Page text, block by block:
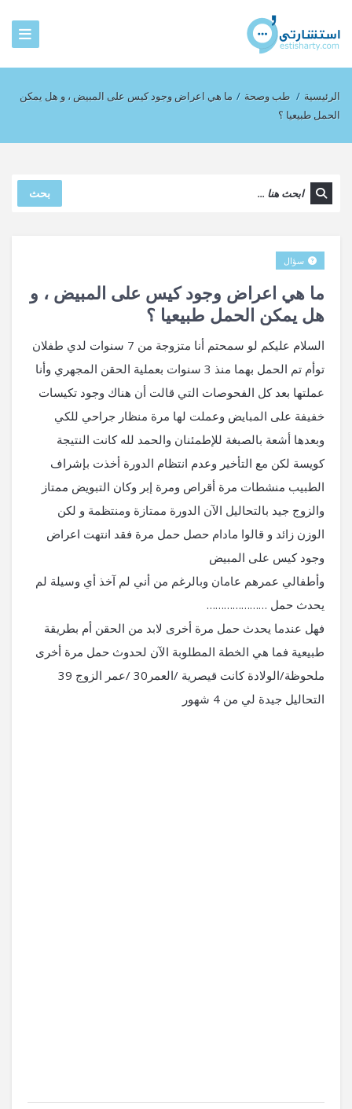
الرئيسية / طب وصحة / ما هي اعراض وجود كيس على المبيض ، و هل يمكن
الحمل طبيعيا ؟
بحث
ما هي اعراض وجود كيس على المبيض ، و
هل يمكن الحمل طبيعيا ؟
سؤال
السلام عليكم لو سمحتم أنا متزوجة من 7 سنوات لدي طفلان
توأم تم الحمل بهما منذ 3 سنوات بعملية الحقن المجهري وأنا
عملتها بعد كل الفحوصات التي قالت أن هناك وجود تكيسات
خفيفة على المبايض وعملت لها مرة منظار جراحي للكي
وبعدها أشعة بالصبغة للإطمئنان والحمد لله كانت النتيجة
كويسة لكن مع التأخير وعدم انتظام الدورة أخذت بإشراف
الطبيب منشطات مرة أقراص ومرة إبر وكان التبويض ممتاز
والزوج جيد بالتحاليل الآن الدورة ممتازة ومنتظمة و لكن
الوزن زائد و قالوا مادام حصل حمل مرة فقد انتهت اعراض
وجود كيس على المبيض
وأطفالي عمرهم عامان وبالرغم من أني لم آخذ أي وسيلة لم
يحدث حمل …………………
فهل عندما يحدث حمل مرة أخرى لابد من الحقن أم بطريقة
طبيعية فما هي الخطة المطلوبة الآن لحدوث حمل مرة أخرى
ملحوظة/الولادة كانت قيصرية /العمر30 /عمر الزوج 39
التحاليل جيدة لي من 4 شهور